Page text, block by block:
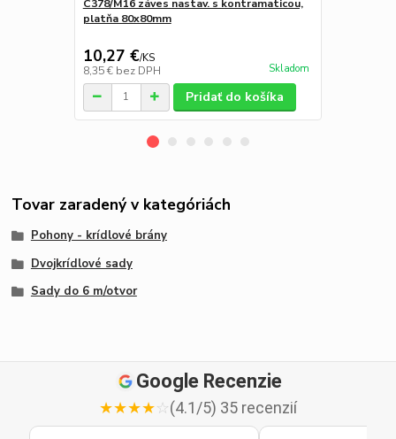
C378/M16 záves nastav. s kontramaticou,
platňa 80x80mm
10,27 €/KS
8,35 € bez DPH Skladom
Pridať do košíka
Tovar zaradený v kategóriách
Pohony - krídlové brány
Dvojkrídlové sady
Sady do 6 m/otvor
Google Recenzie
★★★★☆(4.1/5) 35 recenzií